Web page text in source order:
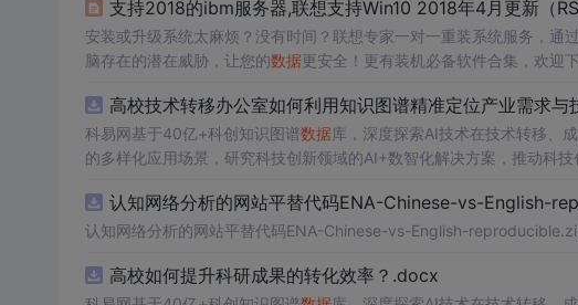
支持2018的ibm服务器,联想支持Win10 2018年4月更新（
安装或升级系统太麻烦？没有时间？联想专家一对一重装系统服务，
脑存在的潜在威胁，让您的数据更安全！更有装机必备软件合集，欢迎
高校技术转移办公室如何利用知识图谱精准定位产业需求
科易网基于40亿+科创知识图谱数据库，深度探索AI技术在技术转移、
的多样化应用场景，研究科技创新领域的AI+数智化解决方案，推动科技
认知网络分析的网站平替代码ENA-Chinese-vs-English-
认知网络分析的网站平替代码ENA-Chinese-vs-English-
高校如何提升科研成果的转化效率？.docx